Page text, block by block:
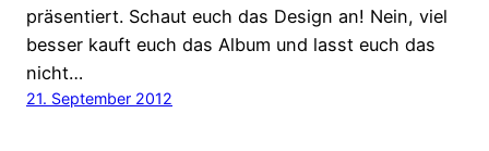
präsentiert. Schaut euch das Design an! Nein, viel
besser kauft euch das Album und lasst euch das
nicht…
21. September 2012